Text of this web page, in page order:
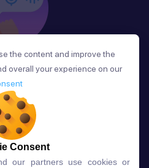
Hồi
nhận phản hồi về phát
tức, giúp cải thiện kỹ năng
nhanh chóng.
the content and improve the
overall your experience on our
Consent
our partners use cookies or
the content and improve the
overall your experience on our
Consent
our partners use cookies or